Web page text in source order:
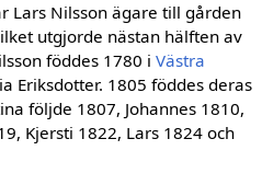
Lars Nilsson ägare till gården
utgjorde nästan hälften av
föddes 1780 i Västra
Eriksdotter. 1805 föddes deras
följde 1807, Johannes 1810,
Kjersti 1822, Lars 1824 och